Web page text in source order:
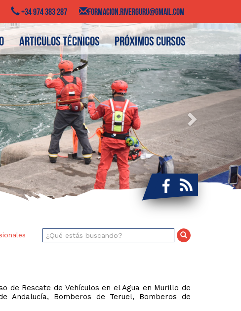
+34 974 383 287 FORMACION.RIVERGURU@GMAIL.COM
Articulos técnicos Próximos cursos
Next
de Rescate de Vehículos en el Agua en Murillo de
Andalucía, Bomberos de Teruel, Bomberos de